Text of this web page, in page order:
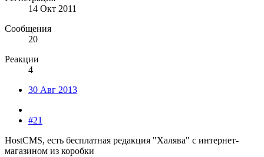
14 Окт 2011
Сообщения
20
Реакции
4
30 Авг 2013
#21
HostCMS, есть бесплатная редакция "Халява" с интернет-
магазином из коробки